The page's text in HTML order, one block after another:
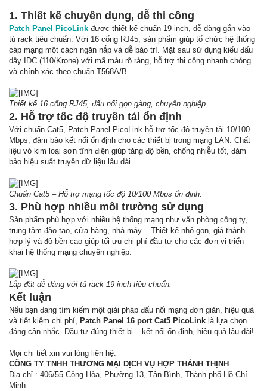
1. Thiết kế chuyên dụng, dễ thi công
Patch Panel PicoLink được thiết kế chuẩn 19 inch, dễ dàng gắn vào
tủ rack tiêu chuẩn. Với 16 cổng RJ45, sản phẩm giúp tổ chức hệ thống
cáp mạng một cách ngăn nắp và dễ bảo trì. Mặt sau sử dụng kiểu đấu
dây IDC (110/Krone) với mã màu rõ ràng, hỗ trợ thi công nhanh chóng
và chính xác theo chuẩn T568A/B.
Thiết kế 16 cổng RJ45, đấu nối gọn gàng, chuyên nghiệp.
2. Hỗ trợ tốc độ truyền tải ổn định
Với chuẩn Cat5, Patch Panel PicoLink hỗ trợ tốc độ truyền tải 10/100
Mbps, đảm bảo kết nối ổn định cho các thiết bị trong mạng LAN. Chất
liệu vỏ kim loại sơn tĩnh điện giúp tăng độ bền, chống nhiễu tốt, đảm
bảo hiệu suất truyền dữ liệu lâu dài.
Chuẩn Cat5 – Hỗ trợ mạng tốc độ 10/100 Mbps ổn định.
3. Phù hợp nhiều môi trường sử dụng
Sản phẩm phù hợp với nhiều hệ thống mạng như văn phòng công ty,
trung tâm đào tạo, cửa hàng, nhà máy... Thiết kế nhỏ gọn, giá thành
hợp lý và độ bền cao giúp tối ưu chi phí đầu tư cho các đơn vị triển
khai hệ thống mạng chuyên nghiệp.
Lắp đặt dễ dàng với tủ rack 19 inch tiêu chuẩn.
Kết luận
Nếu bạn đang tìm kiếm một giải pháp đấu nối mạng đơn giản, hiệu quả
và tiết kiệm chi phí, Patch Panel 16 port Cat5 PicoLink là lựa chọn
đáng cân nhắc. Đầu tư đúng thiết bị – kết nối ổn định, hiệu quả lâu dài!
Mọi chi tiết xin vui lòng liên hệ:
CÔNG TY TNHH THƯƠNG MẠI DỊCH VỤ HỢP THÀNH THỊNH
Địa chỉ : 406/55 Cộng Hòa, Phường 13, Tân Bình, Thành phố Hồ Chí
Minh